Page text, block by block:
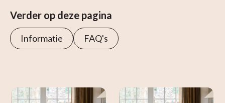
Verder op deze pagina
Informatie FAQ's